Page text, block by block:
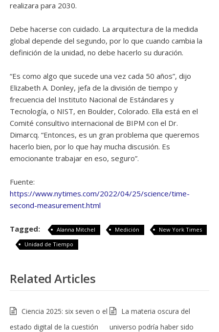
realizara para 2030.
Debe hacerse con cuidado. La arquitectura de la medida
global depende del segundo, por lo que cuando cambia la
definición de la unidad, no debe hacerlo su duración.
“Es como algo que sucede una vez cada 50 años”, dijo
Elizabeth A. Donley, jefa de la división de tiempo y
frecuencia del Instituto Nacional de Estándares y
Tecnología, o NIST, en Boulder, Colorado. Ella está en el
Comité consultivo internacional de BIPM con el Dr.
Dimarcq. “Entonces, es un gran problema que queremos
hacerlo bien, por lo que hay mucha discusión. Es
emocionante trabajar en eso, seguro”.
Fuente:
https://www.nytimes.com/2022/04/25/science/time-
second-measurement.html
Tagged: Alanna Mitchel Medición
New York Times
Unidad de Tiempo
Related Articles
Ciencia 2025: six seven o el
estado digital de la cuestión
La materia oscura del
universo podría haber sido